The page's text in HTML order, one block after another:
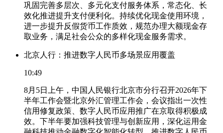
巩固完善多层次、多元化支付服务体系，常态化、长
效化推进提升支付便利化。持续优化现金使用环境，
进一步提升反假货币工作质效，规范办理大额现金存
取业务，满足社会公众的多样化现金服务需求。
北京人行：推进数字人民币多场景应用覆盖
10:49
8月5日上午，中国人民银行北京市分行召开2026年下
半年工作会暨北京外汇管理工作会，会议指出一次性
信用修复政策、数字人民币应用推广在京取得积极成
效。下半年要加强科技管理与创新应用，深化运用金